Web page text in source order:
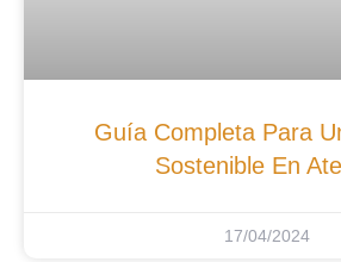
Guía Completa Para
Sostenible En
17/04/2024